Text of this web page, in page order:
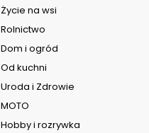
Życie na wsi
Rolnictwo
Dom i ogród
Od kuchni
Uroda i Zdrowie
MOTO
Hobby i rozrywka